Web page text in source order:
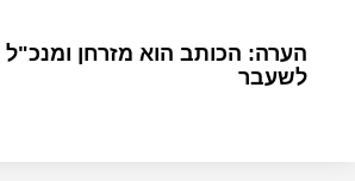
הערה: הכותב הוא מזרחן
לשעבר